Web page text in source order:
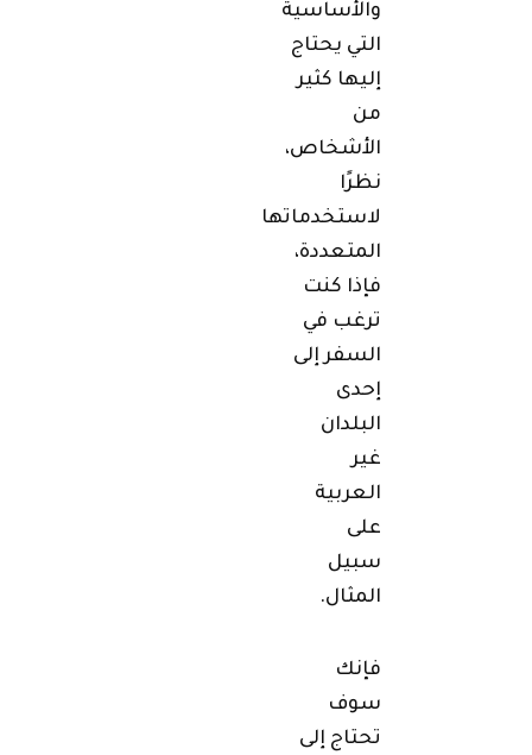
والأساسية
التي يحتاج
إليها كثير
من
الأشخاص،
نظرًا
لاستخدماتها
المتعددة،
فإذا كنت
ترغب في
السفر إلى
إحدى
البلدان
غير
العربية
على
سبيل
المثال.
فإنك
سوف
تحتاج إلى